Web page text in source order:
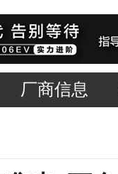
厂商信息